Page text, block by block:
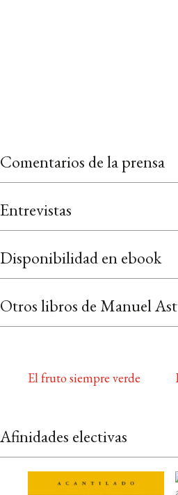
Comentarios de la prensa
Entrevistas
Disponibilidad en ebook
Otros libros de Manuel
El fruto siempre verde
Afinidades electivas